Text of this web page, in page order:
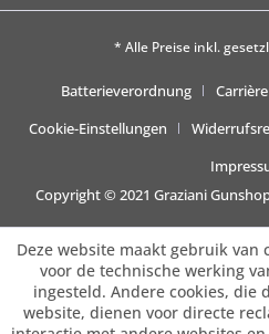
* Alle Preise inkl.
Batterieverordnung Carrière
Cookie-Einstellungen
Copyright © 2021 Graziani
Deze website maakt gebruik van
voor de technische werking
ingesteld. Andere cookies, die
website, dienen voor directe